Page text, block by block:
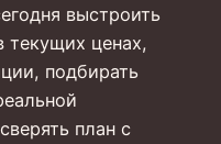
выстроить
текущих ценах,
подбирать
план с